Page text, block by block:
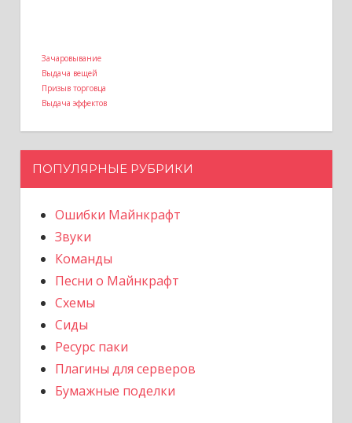
Зачаровывание
Выдача вещей
Призыв торговца
Выдача эффектов
ПОПУЛЯРНЫЕ РУБРИКИ
Ошибки Майнкрафт
Звуки
Команды
Песни о Майнкрафт
Схемы
Сиды
Ресурс паки
Плагины для серверов
Бумажные поделки